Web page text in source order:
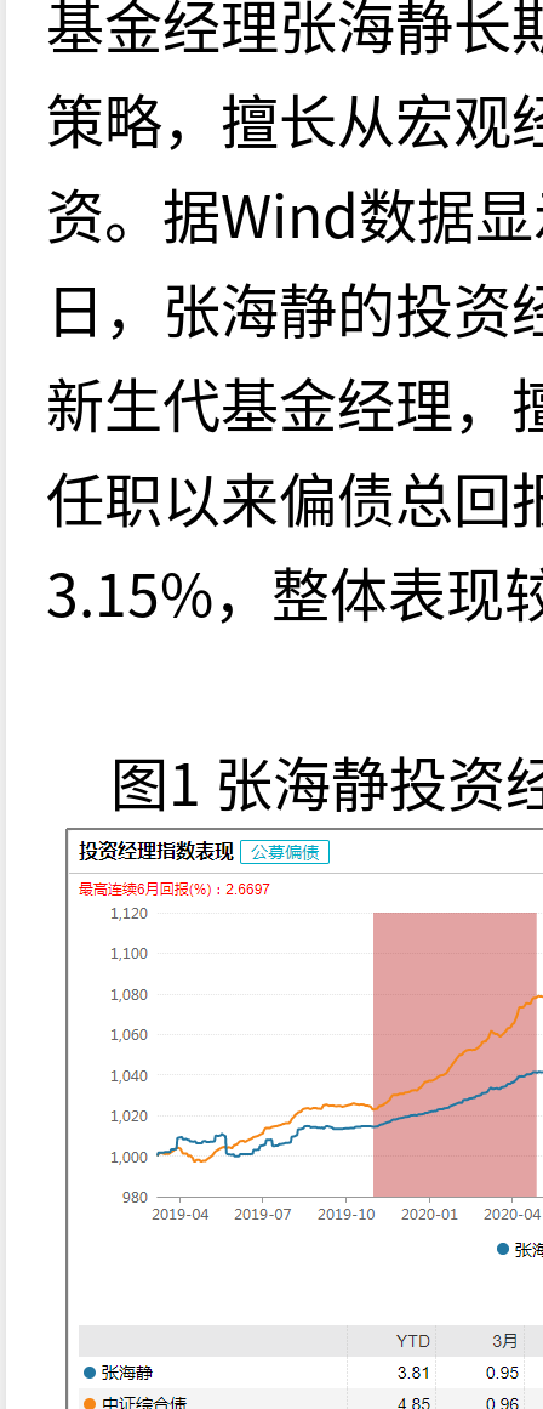
基金经理张海静长
策略，擅长从宏观
资。据Wind数据
日，张海静的投
新生代基金经理，
任职以来偏债总回
3.15%，整体表现
图1 张海静投资